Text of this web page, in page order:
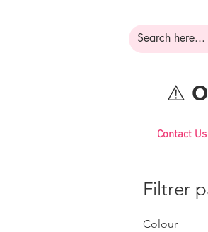
⚠️
Contact Us
Filtrer
Colour